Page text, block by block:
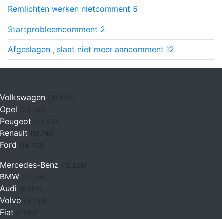
Remlichten werken nietcomment 5
Startprobleemcomment 2
Afgeslagen , slaat niet meer aancomment 12
Volkswagen (30.623)
Opel
Peugeot
Renault (19.746)
Ford (14.753)
Mercedes-Benz
BMW (12.076)
Audi
Volvo
Fiat (7.261)